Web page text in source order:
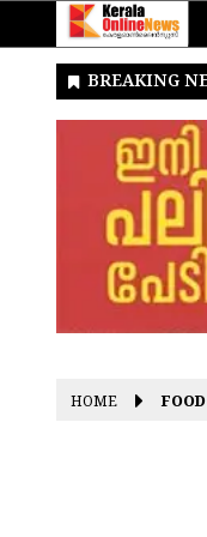
HOME FOOD